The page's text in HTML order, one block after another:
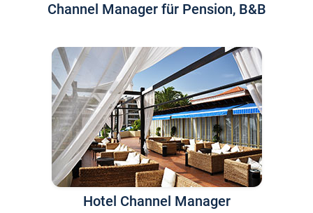
Channel Manager für Pension, B&B
Hotel Channel Manager